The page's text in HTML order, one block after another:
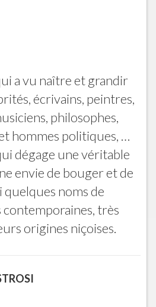
a vu naître et grandir
écrivains, peintres,
philosophes,
hommes politiques, …
dégage une véritable
envie de bouger et de
quelques noms de
très
origines niçoises.